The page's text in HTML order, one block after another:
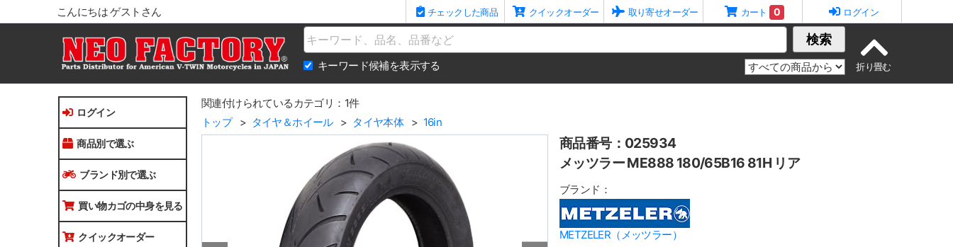
こんにちは ゲストさん チェックした商品 クイックオーダー 取り寄せオーダー カート 0 ログイン
Name 検索
キーワード候補を表示する
ログイン
商品別で選ぶ
ブランド別で選ぶ
買い物カゴの中身を見る
クイックオーダー
関連付けられているカテゴリ：1件
トップ
タイヤ＆ホイール タイヤ本体 16in
商品番号：025934
メッツラー ME888 180/65B16 81H リア
ブランド：
METZELER（メッツラー）